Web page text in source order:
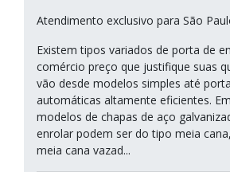
Atendimento exclusivo para São
Existem tipos variados de porta de
comércio preço que justifique suas
vão desde modelos simples até
automáticas altamente eficientes.
modelos de chapas de aço
enrolar podem ser do tipo meia
meia cana vazad...